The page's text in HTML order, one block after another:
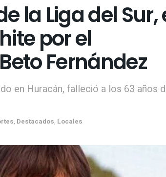
la Liga del Sur,
por el
Fernández
en Huracán, falleció a los 63 años
, Destacados, Locales